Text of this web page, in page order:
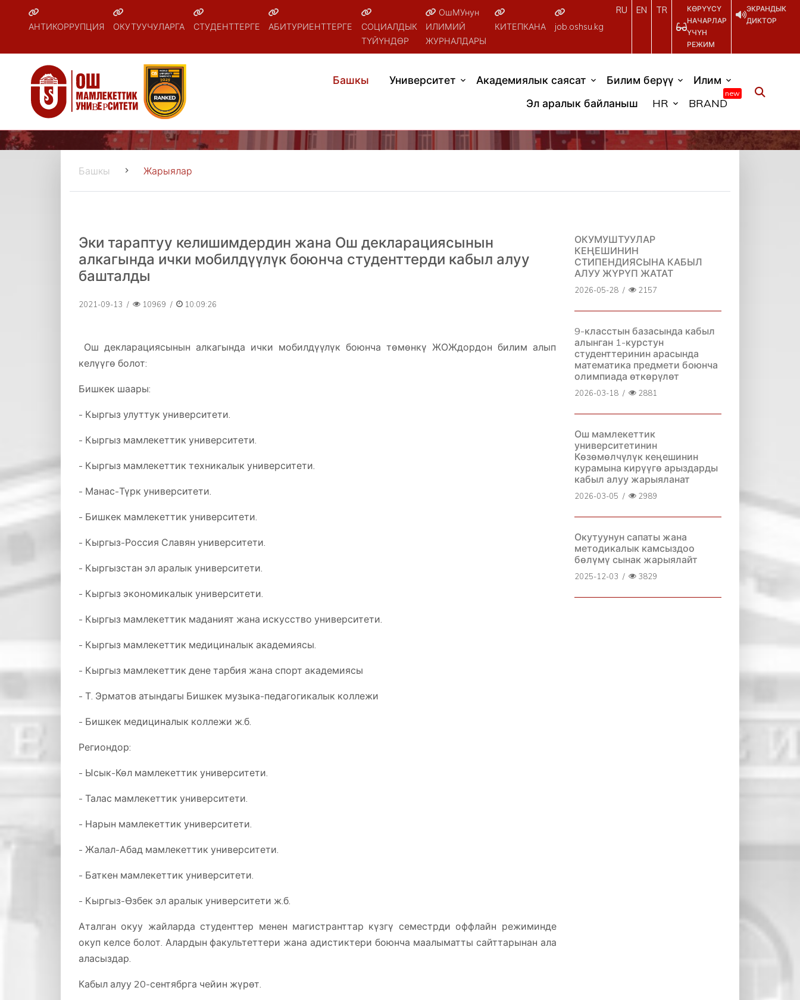
АНТИКОРРУПЦИЯ ОКУТУУЧУЛАРГА СТУДЕНТТЕРГЕ АБИТУРИЕНТТЕРГЕ
СОЦИАЛДЫК
ТҮЙҮНДӨР
ОшМУнун
ИЛИМИЙ
ЖУРНАЛДАРЫ
КИТЕПКАНА job.oshsu.kg
RU EN TR
КӨРҮҮСҮ
НАЧАРЛАР
ҮЧҮН
РЕЖИМ
ЭКРАНДЫК
ДИКТОР
Башкы Университет Академиялык саясат Билим берүү
Илим
Эл аралык байланыш
HR BRAND
new
Башкы Жарыялар
Эки тараптуу келишимдердин жана Ош декларациясынын
алкагында ички мобилдүүлүк боюнча студенттерди кабыл алуу
башталды
2021-09-13 / 10969 / 10:09:26
Ош декларациясынын алкагында ички мобилдүүлүк боюнча төмөнкү ЖОЖдордон билим алып
келүүгө болот:
Бишкек шаары:
- Кыргыз улуттук университети.
- Кыргыз мамлекеттик университети.
- Кыргыз мамлекеттик техникалык университети.
- Манас-Түрк университети.
- Бишкек мамлекеттик университети.
- Кыргыз-Россия Славян университети.
- Кыргызстан эл аралык университети.
- Кыргыз экономикалык университети.
- Кыргыз мамлекеттик маданият жана искусство университети.
- Кыргыз мамлекеттик медициналык академиясы.
- Кыргыз мамлекеттик дене тарбия жана спорт академиясы
- Т. Эрматов атындагы Бишкек музыка-педагогикалык коллежи
- Бишкек медициналык коллежи ж.б.
Региондор:
- Ысык-Көл мамлекеттик университети.
- Талас мамлекеттик университети.
- Нарын мамлекеттик университети.
- Жалал-Абад мамлекеттик университети.
- Баткен мамлекеттик университети.
- Кыргыз-Өзбек эл аралык университети ж.б.
Аталган окуу жайларда студенттер менен магистранттар күзгү семестрди оффлайн режиминде
окуп келсе болот. Алардын факультеттери жана адистиктери боюнча маалыматты сайттарынан ала
аласыздар.
Кабыл алуу 20-сентябрга чейин жүрөт.
ОКУМУШТУУЛАР
КЕҢЕШИНИН
СТИПЕНДИЯСЫНА КАБЫЛ
АЛУУ ЖҮРҮП ЖАТАТ
2026-05-28 / 2157
9-класстын базасында кабыл
алынган 1-курстун
студенттеринин арасында
математика предмети боюнча
олимпиада өткөрүлөт
2026-03-18 / 2881
Ош мамлекеттик
университетинин
Көзөмөлчүлүк кеңешинин
курамына кирүүгө арыздарды
кабыл алуу жарыяланат
2026-03-05 / 2989
Окутуунун сапаты жана
методикалык камсыздоо
бөлүмү сынак жарыялайт
2025-12-03 / 3829